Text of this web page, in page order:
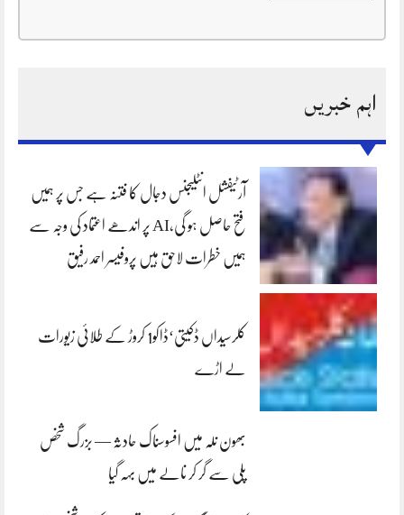
اہم خبریں
آرٹیفشل انٹلیجنس دجال کا فتنہ ہے جس پر ہمیں
فتح حاصل ہو گی،AI پر اندھے اعتماد کی وجہ سے
ہمیں خطرات لاحق ہیں پروفیسر احمد رفیق
کلرسیداں ڈکیتی‘ڈاکو1 کروڑ کے طلائی زیورات
لے اڑے
بھون نلہ میں افسوسناک حادثہ — بزرگ شخص
پلی سے گر کر نالے میں بہہ گیا